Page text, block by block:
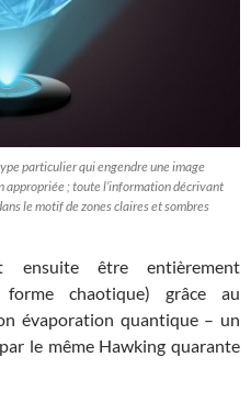
particulier qui engendre une image
appropriée ; toute l’information décrivant
le motif de zones claires et sombres
ensuite être entièrement
chaotique) grâce au
évaporation quantique – un
le même Hawking quarante